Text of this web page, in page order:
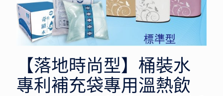
【落地時尚型】桶裝水
專利補充袋專用溫熱飲